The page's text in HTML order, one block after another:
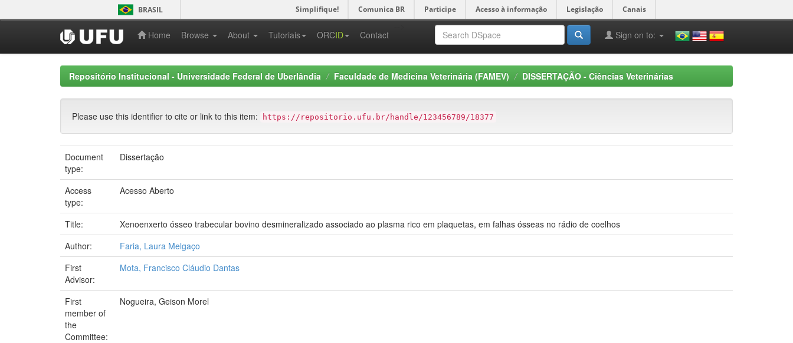
navigation
BRASIL Simplifique! Comunica BR Participe Acesso à informação Legislação Canais
Home Browse About Tutoriais ORCID Contact Sign on to:
Repositório Institucional - Universidade Federal de Uberlândia Faculdade de Medicina Veterinária (FAMEV) DISSERTAÇÃO - Ciências Veterinárias
Please use this identifier to cite or link to this item: https://repositorio.ufu.br/handle/123456789/18377
Document
type:
Dissertação
Access
type:
Acesso Aberto
Title:
Xenoenxerto ósseo trabecular bovino desmineralizado associado ao plasma rico em plaquetas, em falhas ósseas no rádio de coelhos
Author:
Faria, Laura Melgaço
First
Advisor:
Mota, Francisco Cláudio Dantas
First
member of
the
Committee:
Nogueira, Geison Morel